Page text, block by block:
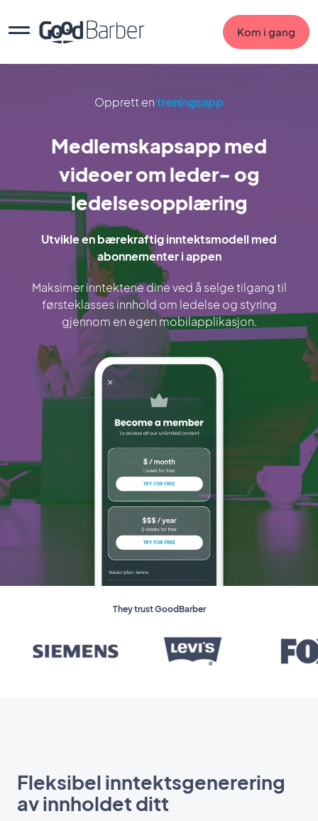
Kom i gang
Opprett entreningsapp
Medlemskapsapp med
videoer om leder- og
ledelsesopplæring
Utvikle en bærekraftig inntektsmodell med
abonnementer i appen
Maksimer inntektene dine ved å selge tilgang til
førsteklasses innhold om ledelse og styring
gjennom en egen mobilapplikasjon.
They trust GoodBarber
Fleksibel inntektsgenerering
av innholdet ditt